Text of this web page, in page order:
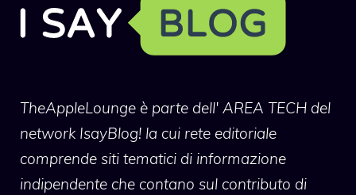
TheAppleLounge è parte dell' AREA TECH del
network IsayBlog! la cui rete editoriale
comprende siti tematici di informazione
indipendente che contano sul contributo di